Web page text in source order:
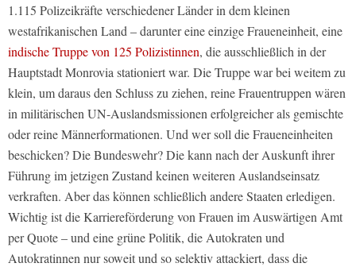
1.115 Polizeikräfte verschiedener Länder in dem kleinen
westafrikanischen Land – darunter eine einzige Fraueneinheit, eine
indische Truppe von 125 Polizistinnen, die ausschließlich in der
Hauptstadt Monrovia stationiert war. Die Truppe war bei weitem zu
klein, um daraus den Schluss zu ziehen, reine Frauentruppen wären
in militärischen UN-Auslandsmissionen erfolgreicher als gemischte
oder reine Männerformationen. Und wer soll die Fraueneinheiten
beschicken? Die Bundeswehr? Die kann nach der Auskunft ihrer
Führung im jetzigen Zustand keinen weiteren Auslandseinsatz
verkraften. Aber das können schließlich andere Staaten erledigen.
Wichtig ist die Karriereförderung von Frauen im Auswärtigen Amt
per Quote – und eine grüne Politik, die Autokraten und
Autokratinnen nur soweit und so selektiv attackiert, dass die